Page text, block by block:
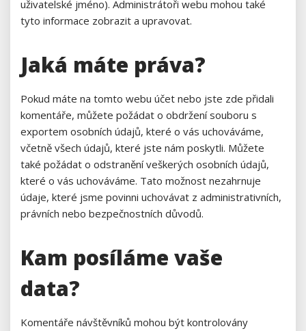
uživatelské jméno). Administrátoři webu mohou také
tyto informace zobrazit a upravovat.
Jaká máte práva?
Pokud máte na tomto webu účet nebo jste zde přidali
komentáře, můžete požádat o obdržení souboru s
exportem osobních údajů, které o vás uchováváme,
včetně všech údajů, které jste nám poskytli. Můžete
také požádat o odstranění veškerých osobních údajů,
které o vás uchováváme. Tato možnost nezahrnuje
údaje, které jsme povinni uchovávat z administrativních,
právních nebo bezpečnostních důvodů.
Kam posíláme vaše
data?
Komentáře návštěvníků mohou být kontrolovány